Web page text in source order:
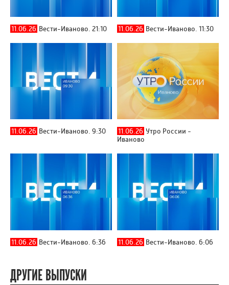
11.06.26 Вести-Иваново. 21:10 11.06.26 Вести-Иваново. 11:30
11.06.26 Вести-Иваново. 9:30 11.06.26 Утро России -
Иваново
11.06.26 Вести-Иваново. 6:36 11.06.26 Вести-Иваново. 6:06
ДРУГИЕ ВЫПУСКИ